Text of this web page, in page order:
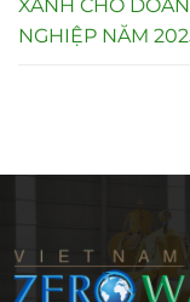
XANH CHO
NGHIỆP NĂM